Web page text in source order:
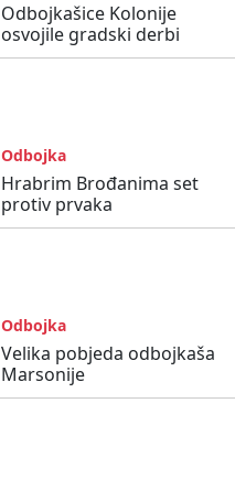
Odbojkašice Kolonije
osvojile gradski derbi
Odbojka
Hrabrim Brođanima set
protiv prvaka
Odbojka
Velika pobjeda odbojkaša
Marsonije